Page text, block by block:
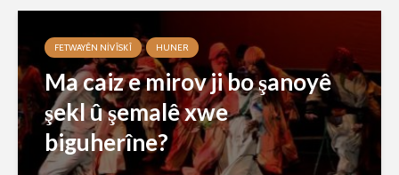
FETWAYÊN NIVÎSKÎ HUNER
Ma caiz e mirov ji bo şanoyê
şekl û şemalê xwe
biguherîne?